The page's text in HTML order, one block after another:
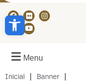
Abrir a barra
Menu
Inicial Banner